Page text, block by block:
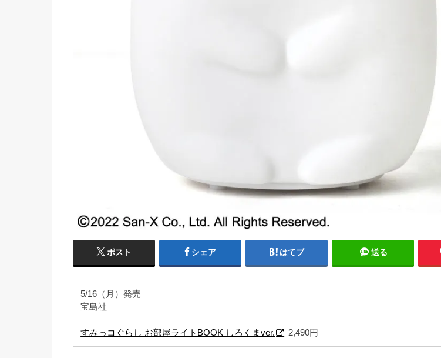
ポスト シェア はてブ 送る
5/16（月）発売
宝島社
すみっコぐらし お部屋ライトBOOK しろくまver. 2,490円